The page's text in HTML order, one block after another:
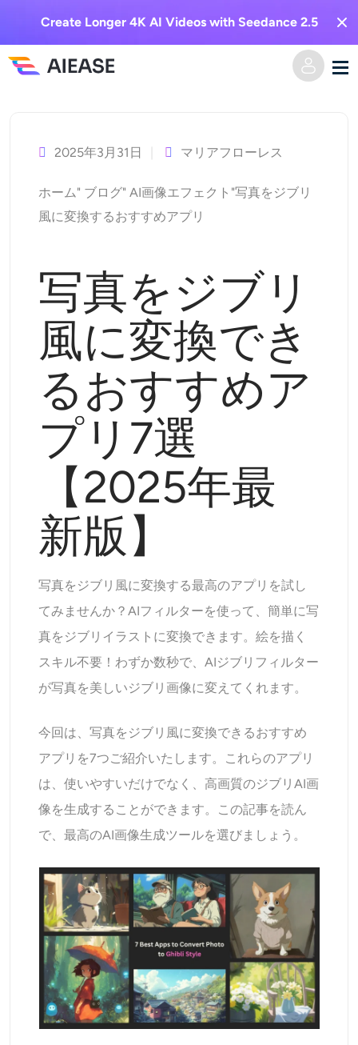
Create Longer 4K AI Videos with Seedance 2.5
AI動画
テキストからビデオへ
ビデオエフェクト
AIキスジェネレーター
AIハグジェネレーター
AIダンスジェネレーター
サポートされている AI モデル
Seedance 2.5 Seedance 2.0 Kling 2.6 Motion Control
Veo 3.1 Sora 2.0 Kling 2.6 Pro Kling 2.1 Master
Hailuo 2.3 Wan 2.5
動画エフェクト
画像から画像へ
テキストから画像へ
サポートされている AI モデル
Seedream 5.0 Pro Nano Banana Pro Seedream 4.5
ナノバナナ フラックス Kontext
AIツール
写真編集＆クリエイター
フォトエンハンサー
オブジェクトリムーバー
透かしリムーバー
背景リムーバー
AIの背景
AIエクステンダー
AIリプレイサー
AIリカラー
ポートレートツール
衣類チェンジャー
AIベイビー
AIフィルター
プライシング
2025年3月31日 マリアフローレス
ホーム" ブログ"AI画像エフェクト "写真をジブリ
風に変換するおすすめアプリ
写真をジブリ
風に変換でき
るおすすめア
プリ7選
【2025年最
新版】
写真をジブリ風に変換する最高のアプリを試し
てみませんか？AIフィルターを使って、簡単に写
真をジブリイラストに変換できます。絵を描く
スキル不要！わずか数秒で、AIジブリフィルター
が写真を美しいジブリ画像に変えてくれます。
今回は、写真をジブリ風に変換できるおすすめ
アプリを7つご紹介いたします。これらのアプリ
は、使いやすいだけでなく、高画質のジブリAI画
像を生成することができます。この記事を読ん
で、最高のAI画像生成ツールを選びましょう。